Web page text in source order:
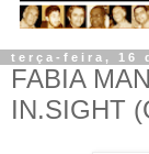
terça-feira, 16
FABIA
IN.SIGHT